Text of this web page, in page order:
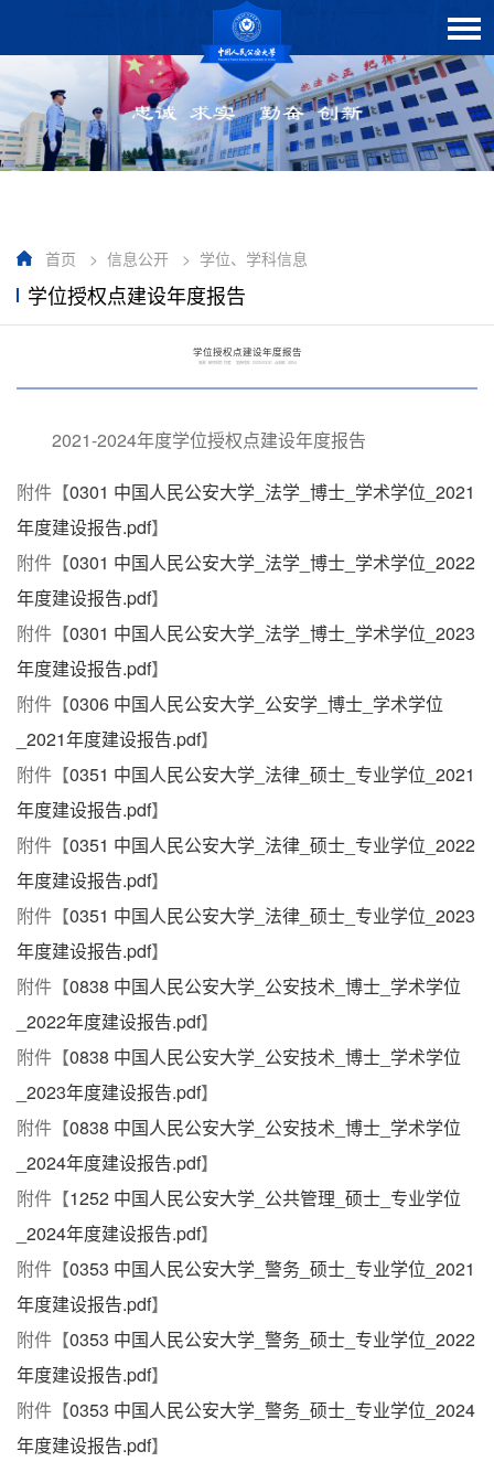
首页 > 信息公开 > 学位、学科信息
学位授权点建设年度报告
学位授权点建设年度报告
来源：研究生院 作者： 发布时间：2025/03/31 点击数： 4854
2021-2024年度学位授权点建设年度报告
附件【0301 中国人民公安大学_法学_博士_学术学位_2021
年度建设报告.pdf】
附件【0301 中国人民公安大学_法学_博士_学术学位_2022
年度建设报告.pdf】
附件【0301 中国人民公安大学_法学_博士_学术学位_2023
年度建设报告.pdf】
附件【0306 中国人民公安大学_公安学_博士_学术学位
_2021年度建设报告.pdf】
附件【0351 中国人民公安大学_法律_硕士_专业学位_2021
年度建设报告.pdf】
附件【0351 中国人民公安大学_法律_硕士_专业学位_2022
年度建设报告.pdf】
附件【0351 中国人民公安大学_法律_硕士_专业学位_2023
年度建设报告.pdf】
附件【0838 中国人民公安大学_公安技术_博士_学术学位
_2022年度建设报告.pdf】
附件【0838 中国人民公安大学_公安技术_博士_学术学位
_2023年度建设报告.pdf】
附件【0838 中国人民公安大学_公安技术_博士_学术学位
_2024年度建设报告.pdf】
附件【1252 中国人民公安大学_公共管理_硕士_专业学位
_2024年度建设报告.pdf】
附件【0353 中国人民公安大学_警务_硕士_专业学位_2021
年度建设报告.pdf】
附件【0353 中国人民公安大学_警务_硕士_专业学位_2022
年度建设报告.pdf】
附件【0353 中国人民公安大学_警务_硕士_专业学位_2024
年度建设报告.pdf】